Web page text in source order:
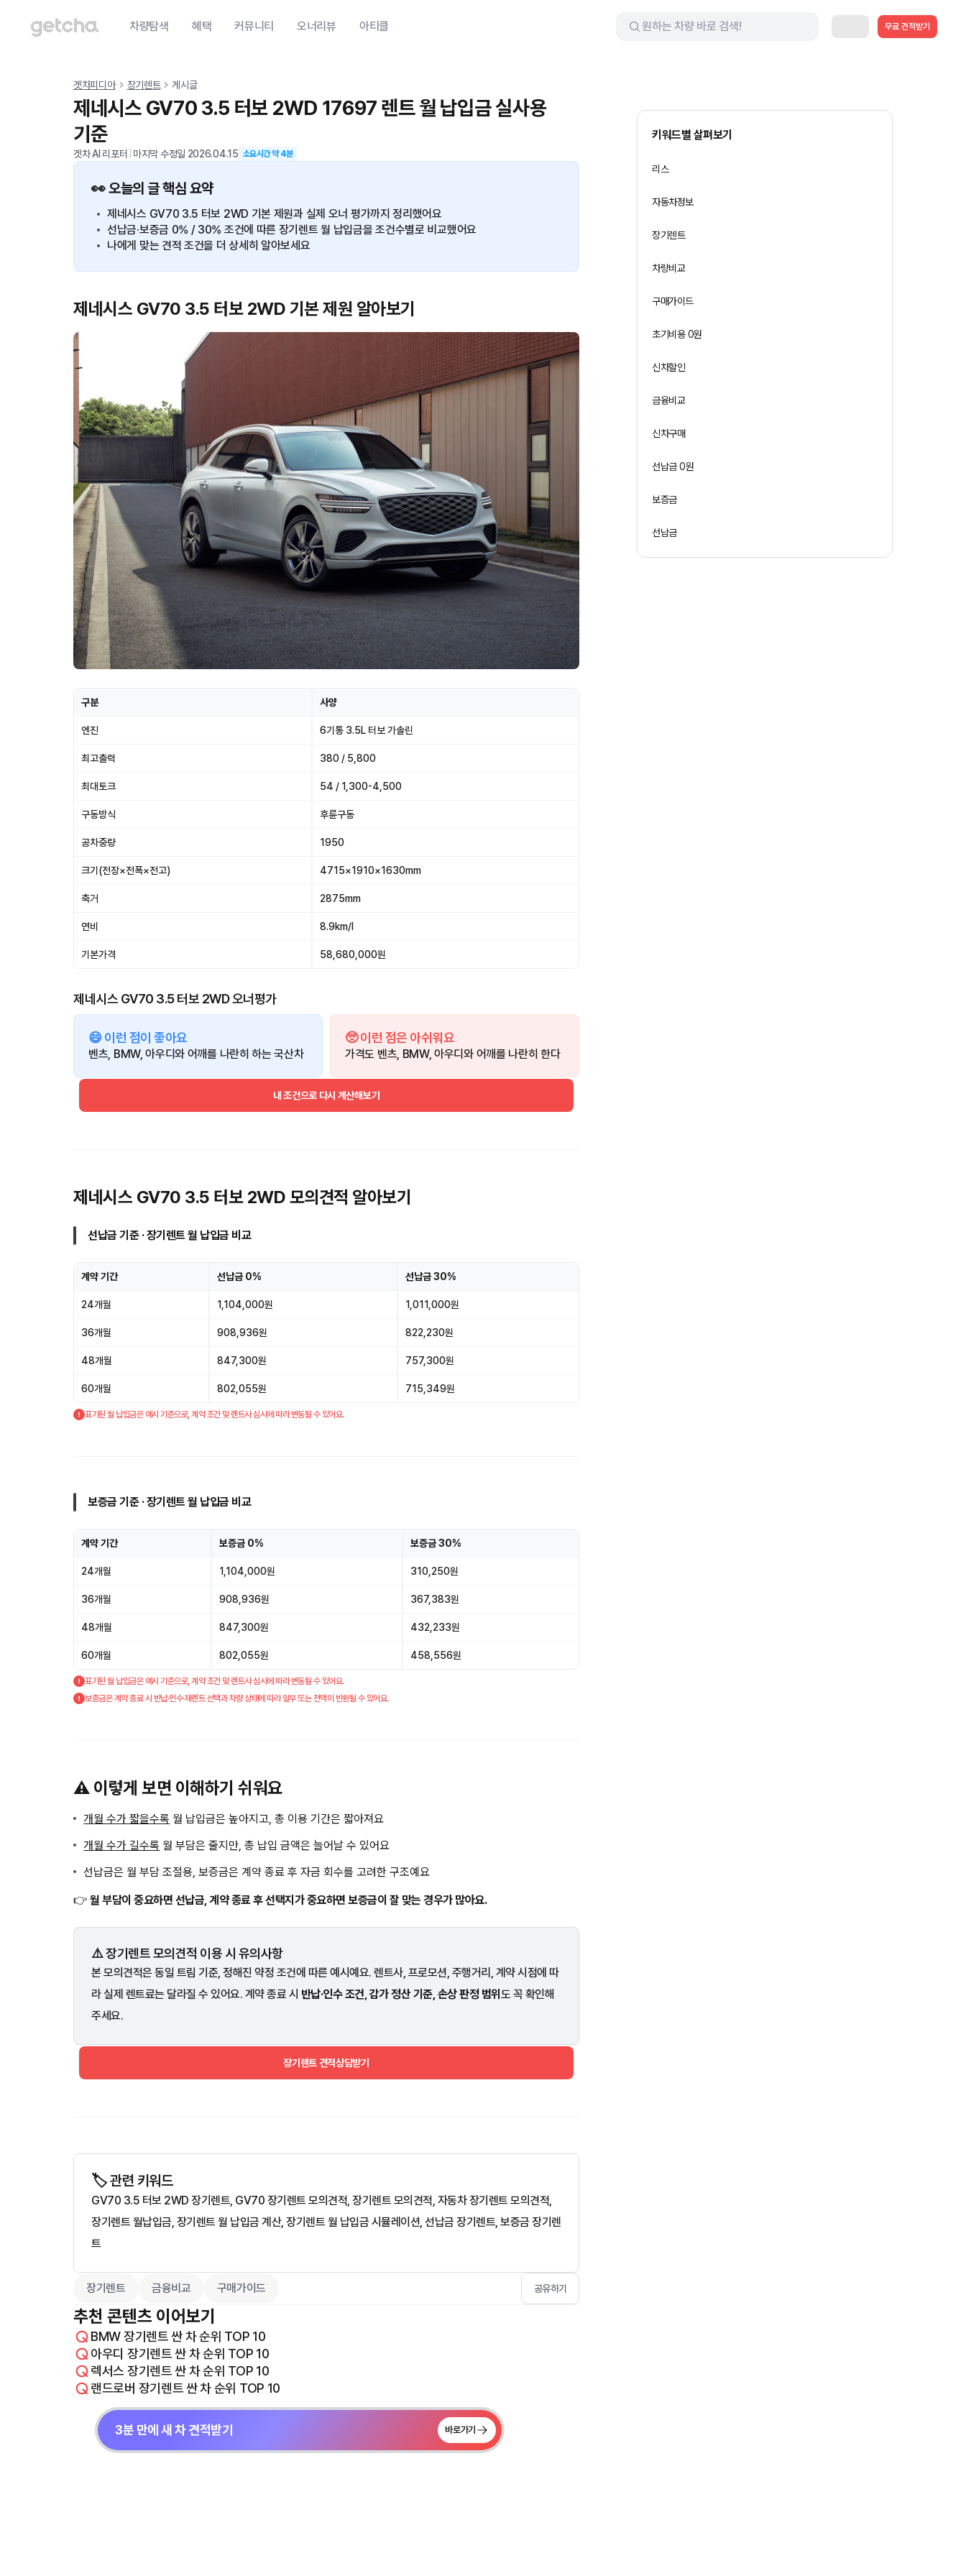
차량탐색 혜택 커뮤니티 오너리뷰 아티클 무료 견적받기
겟차피디아 장기렌트 게시글
제네시스 GV70 3.5 터보 2WD 17697 렌트 월 납입금 실사용
기준
겟차 AI 리포터 마지막 수정일 2026.04.15 소요시간 약4분
👀 오늘의 글 핵심 요약
제네시스 GV70 3.5 터보 2WD 기본 제원과 실제 오너 평가까지 정리했어요
선납금·보증금 0% / 30% 조건에 따른 장기렌트 월 납입금을 조건수별로 비교했어요
나에게 맞는 견적 조건을 더 상세히 알아보세요
제네시스 GV70 3.5 터보 2WD 기본 제원 알아보기
구분 사양
엔진 6기통 3.5L 터보 가솔린
최고출력 380 / 5,800
최대토크 54 / 1,300-4,500
구동방식 후륜구동
공차중량 1950
크기(전장×전폭×전고) 4715×1910×1630mm
축거 2875mm
연비 8.9km/l
기본가격 58,680,000원
제네시스 GV70 3.5 터보 2WD 오너평가
😄 이런 점이 좋아요
벤츠, BMW, 아우디와 어깨를 나란히 하는 국산차
🥺 이런 점은 아쉬워요
가격도 벤츠, BMW, 아우디와 어깨를 나란히 한다
내 조건으로 다시 계산해보기
제네시스 GV70 3.5 터보 2WD 모의견적 알아보기
선납금 기준 · 장기렌트 월 납입금 비교
계약 기간 선납금 0% 선납금 30%
24개월 1,104,000원 1,011,000원
36개월 908,936원 822,230원
48개월 847,300원 757,300원
60개월 802,055원 715,349원
표기된 월 납입금은 예시 기준으로, 계약 조건 및 렌트사 심사에 따라 변동될 수 있어요.
보증금 기준 · 장기렌트 월 납입금 비교
계약 기간 보증금 0% 보증금 30%
24개월 1,104,000원 310,250원
36개월 908,936원 367,383원
48개월 847,300원 432,233원
60개월 802,055원 458,556원
표기된 월 납입금은 예시 기준으로, 계약 조건 및 렌트사 심사에 따라 변동될 수 있어요.
보증금은 계약 종료 시 반납·인수·재렌트 선택과 차량 상태에 따라 일부 또는 전액이 반환될 수 있어요.
⚠️ 이렇게 보면 이해하기 쉬워요
개월 수가 짧을수록 월 납입금은 높아지고, 총 이용 기간은 짧아져요
개월 수가 길수록 월 부담은 줄지만, 총 납입 금액은 늘어날 수 있어요
선납금은 월 부담 조절용, 보증금은 계약 종료 후 자금 회수를 고려한 구조예요
👉 월 부담이 중요하면 선납금, 계약 종료 후 선택지가 중요하면 보증금이 잘 맞는 경우가 많아요.
⚠️ 장기렌트 모의견적 이용 시 유의사항
본 모의견적은 동일 트림 기준, 정해진 약정 조건에 따른 예시예요. 렌트사, 프로모션, 주행거리, 계약 시점에 따
라 실제 렌트료는 달라질 수 있어요. 계약 종료 시 반납·인수 조건, 감가 정산 기준, 손상 판정 범위 도 꼭 확인해
주세요.
장기렌트 견적상담받기
🏷️ 관련 키워드
GV70 3.5 터보 2WD 장기렌트, GV70 장기렌트 모의견적, 장기렌트 모의견적, 자동차 장기렌트 모의견적,
장기렌트 월납입금, 장기렌트 월 납입금 계산, 장기렌트 월 납입금 시뮬레이션, 선납금 장기렌트, 보증금 장기렌
트
장기렌트 금융비교 구매가이드 공유하기
추천 콘텐츠 이어보기
BMW 장기렌트 싼 차 순위 TOP 10
아우디 장기렌트 싼 차 순위 TOP 10
렉서스 장기렌트 싼 차 순위 TOP 10
랜드로버 장기렌트 싼 차 순위 TOP 10
3분 만에 새 차 견적받기 바로가기
키워드별 살펴보기
리스
자동차정보
장기렌트
차량비교
구매가이드
초기비용 0원
신차할인
금융비교
신차구매
선납금 0원
보증금
선납금